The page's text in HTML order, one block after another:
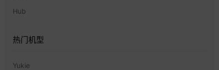
Hub
热门机型
Yukie